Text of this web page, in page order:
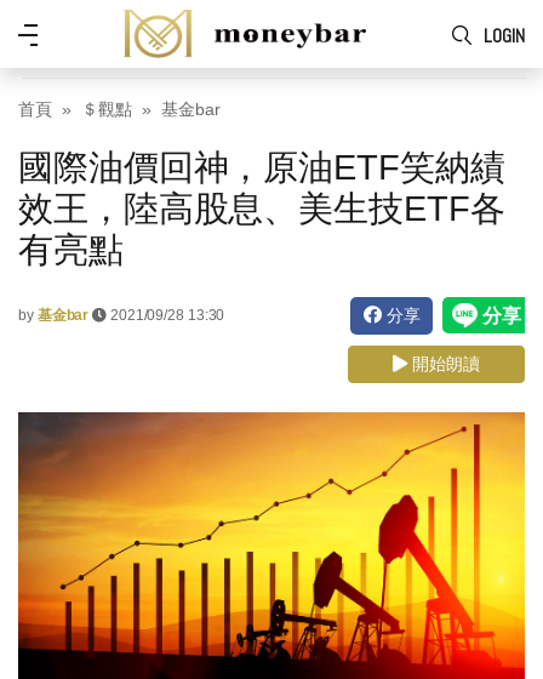
Skip to main content
LOGIN
功
能
表
首頁 ＄觀點 基金bar
國際油價回神，原油ETF笑納績
效王，陸高股息、美生技ETF各
有亮點
by 基金bar 2021/09/28 13:30 分享
開始朗讀